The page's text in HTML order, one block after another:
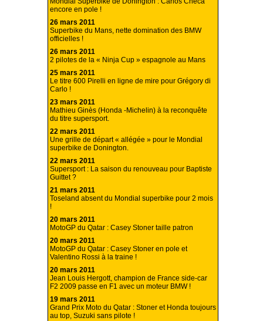
encore en pole !
26 mars 2011
Superbike du Mans, nette domination des BMW
officielles !
26 mars 2011
2 pilotes de la « Ninja Cup » espagnole au Mans
25 mars 2011
Le titre 600 Pirelli en ligne de mire pour Grégory di
Carlo !
23 mars 2011
Mathieu Ginès (Honda -Michelin) à la reconquête
du titre supersport.
22 mars 2011
Une grille de départ « allégée » pour le Mondial
superbike de Donington.
22 mars 2011
Supersport : La saison du renouveau pour Baptiste
Guittet ?
21 mars 2011
Toseland absent du Mondial superbike pour 2 mois
!
20 mars 2011
MotoGP du Qatar : Casey Stoner taille patron
20 mars 2011
MotoGP du Qatar : Casey Stoner en pole et
Valentino Rossi à la traine !
20 mars 2011
Jean Louis Hergott, champion de France side-car
F2 2009 passe en F1 avec un moteur BMW !
19 mars 2011
Grand Prix Moto du Qatar : Stoner et Honda toujours
au top, Suzuki sans pilote !